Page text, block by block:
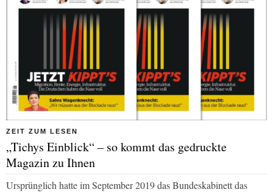
ZEIT ZUM LESEN
„Tichys Einblick“ – so kommt das gedruckte
Magazin zu Ihnen
Ursprünglich hatte im September 2019 das Bundeskabinett das